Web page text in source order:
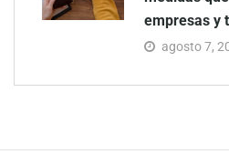
empresas y
agosto 7,